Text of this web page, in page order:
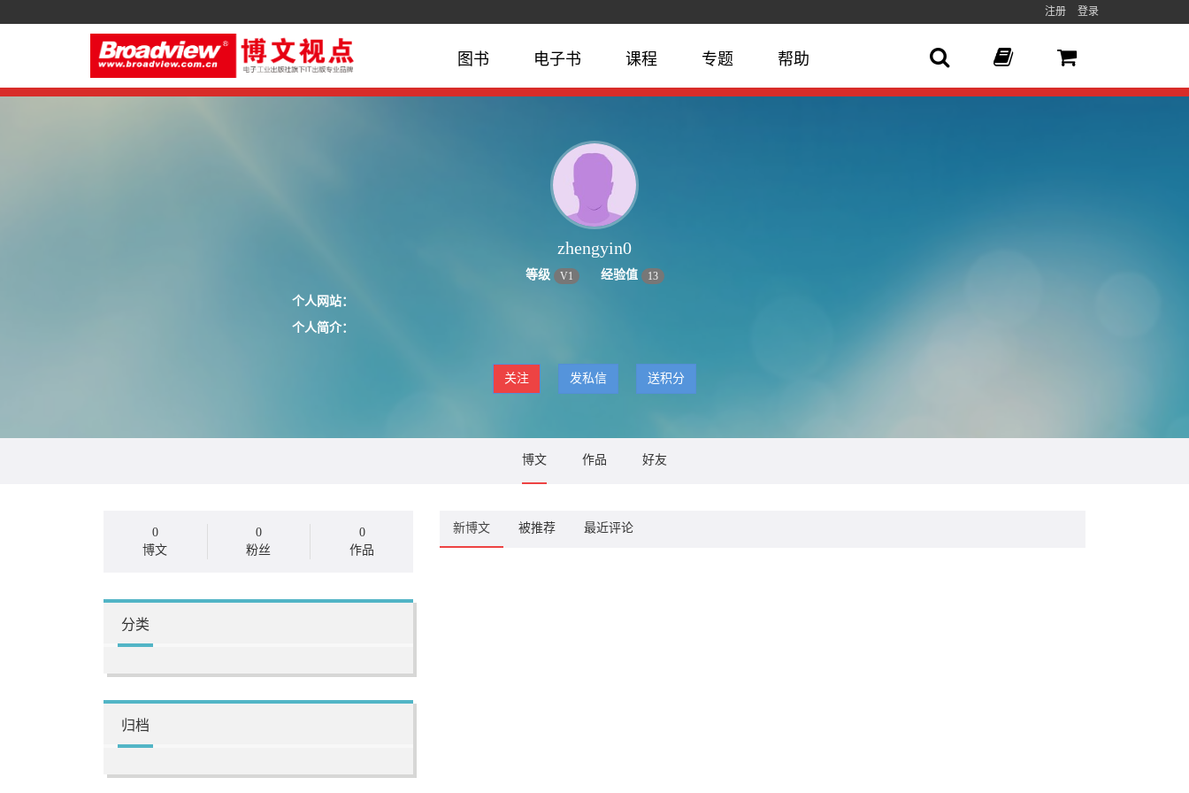
注册 登录
图书 电子书 课程 专题 帮助
zhengyin0
等级 V1 经验值 13
个人网站：
个人简介：
关注 发私信 送积分
博文 作品 好友
0
博文
0
粉丝
0
作品
分类
归档
新博文 被推荐 最近评论